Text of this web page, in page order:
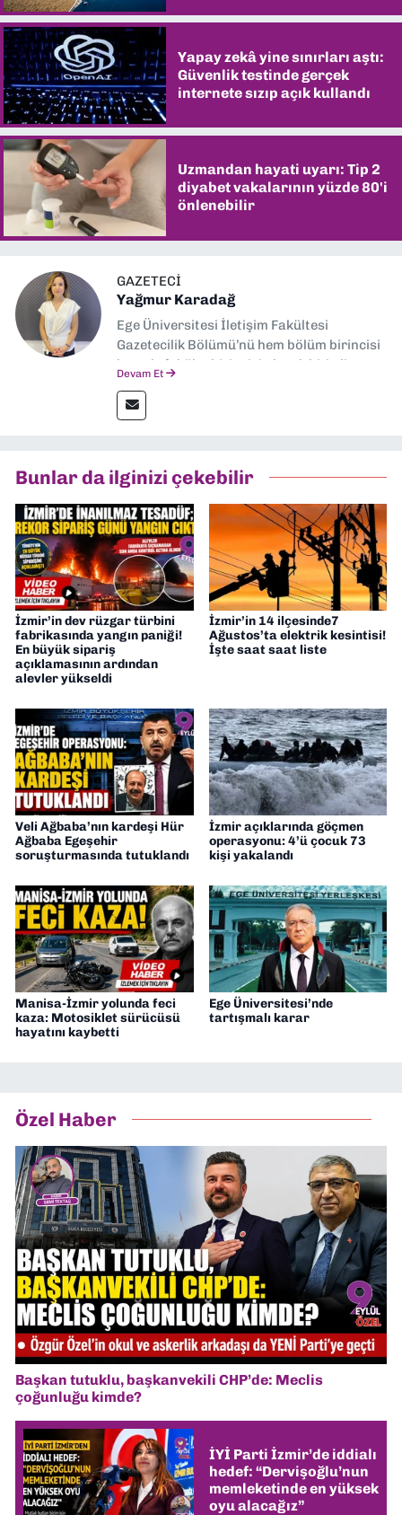
Yapay zekâ yine sınırları aştı:
Güvenlik testinde gerçek
internete sızıp açık kullandı
Uzmandan hayati uyarı: Tip 2
diyabet vakalarının yüzde 80'i
önlenebilir
GAZETECI
Yağmur Karadağ
Ege Üniversitesi İletişim Fakültesi
Gazetecilik Bölümü’nü hem bölüm birincisi
hem de fakülte birincisi olarak bitirdim.
İletişim” üzerine yüksek lisans eğitimimi
tamamladım. Halen aynı anabilim dalında
Müdürü” olarak görev almaktayım. Hak
odaklı haberciliğe dair çalışmalar
yapıyorum
Devam Et
Bunlar da ilginizi çekebilir
İzmir’in dev rüzgar türbini
fabrikasında yangın paniği!
En büyük sipariş
açıklamasının ardından
alevler yükseldi
İzmir’in 14 ilçesinde7
Ağustos’ta elektrik kesintisi!
İşte saat saat liste
Veli Ağbaba’nın kardeşi Hür
Ağbaba Egeşehir
soruşturmasında tutuklandı
İzmir açıklarında göçmen
operasyonu: 4’ü çocuk 73
kişi yakalandı
Manisa-İzmir yolunda feci
kaza: Motosiklet sürücüsü
hayatını kaybetti
Ege Üniversitesi’nde
tartışmalı karar
Özel Haber
Başkan tutuklu, başkanvekili CHP’de: Meclis
çoğunluğu kimde?
İYİ Parti İzmir’de iddialı
hedef: “Dervişoğlu’nun
memleketinde en yüksek
oyu alacağız”